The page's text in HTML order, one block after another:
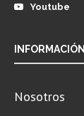
Youtube
INFORMACIÓN
Nosotros